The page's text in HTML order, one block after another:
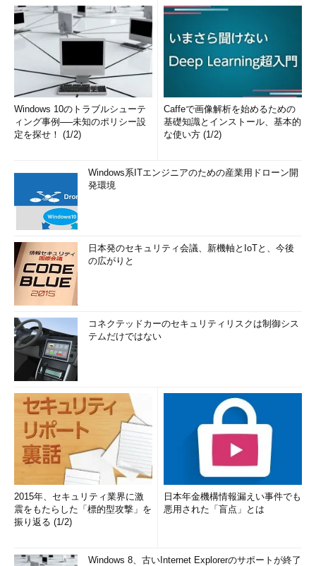
Windows 10のトラブルシューテ
ィング事例──未知のポリシー設
定を探せ！ (1/2)
Caffeで画像解析を始めるための
基礎知識とインストール、基本的
な使い方 (1/2)
Windows系ITエンジニアのための産業用ドローン開
発環境
日本発のセキュリティ会議、新機軸とIoTと、今後
の広がりと
コネクテッドカーのセキュリティリスクは制御シス
テムだけではない
2015年、セキュリティ業界に激
震をもたらした「標的型攻撃」を
振り返る (1/2)
日本年金機構情報漏えい事件でも
悪用された「盲点」とは
Windows 8、古いInternet Explorerのサポートが終了